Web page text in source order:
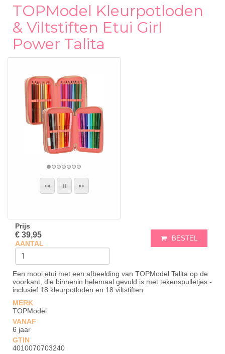
TOPModel Kleurpotloden
& Viltstiften Etui Girl
Power Talita
Prijs
€ 39,95
AANTAL
BESTEL
Een mooi etui met een afbeelding van TOPModel Talita op de
voorkant, die binnenin helemaal gevuld is met tekenspulletjes -
inclusief 18 kleurpotloden en 18 viltstiften
MERK
TOPModel
VANAF
6 jaar
GTIN
4010070703240